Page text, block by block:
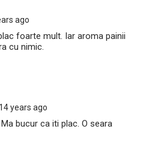
ago
foarte mult. Iar aroma painii
cu nimic.
14 years ago
bucur ca iti plac. O seara